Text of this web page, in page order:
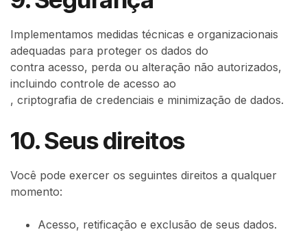
Implementamos medidas técnicas e organizacionais
adequadas para proteger os dados do
contra acesso, perda ou alteração não autorizados,
incluindo controle de acesso ao
, criptografia de credenciais e minimização de dados.
10. Seus direitos
Você pode exercer os seguintes direitos a qualquer
momento:
Acesso, retificação e exclusão de seus dados.